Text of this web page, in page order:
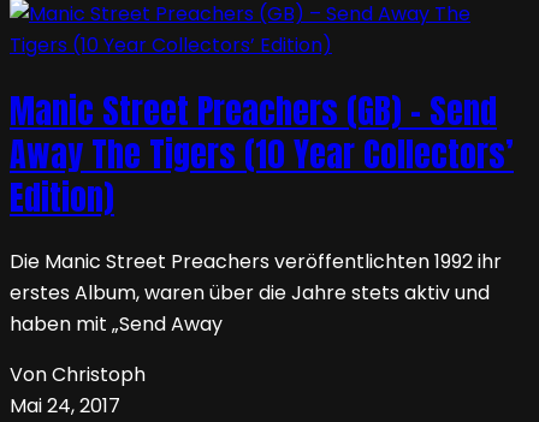
Manic Street Preachers (GB) – Send
Away The Tigers (10 Year Collectors’
Edition)
Die Manic Street Preachers veröffentlichten 1992 ihr
erstes Album, waren über die Jahre stets aktiv und
haben mit „Send Away
Von Christoph
Mai 24, 2017